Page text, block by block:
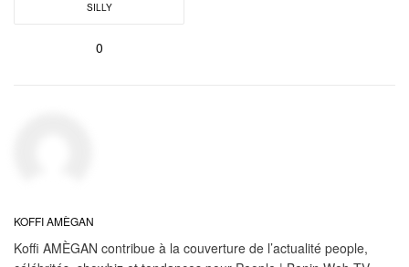
SILLY
0
KOFFI AMÈGAN
Koffi AMÈGAN contribue à la couverture de l’actualité people,